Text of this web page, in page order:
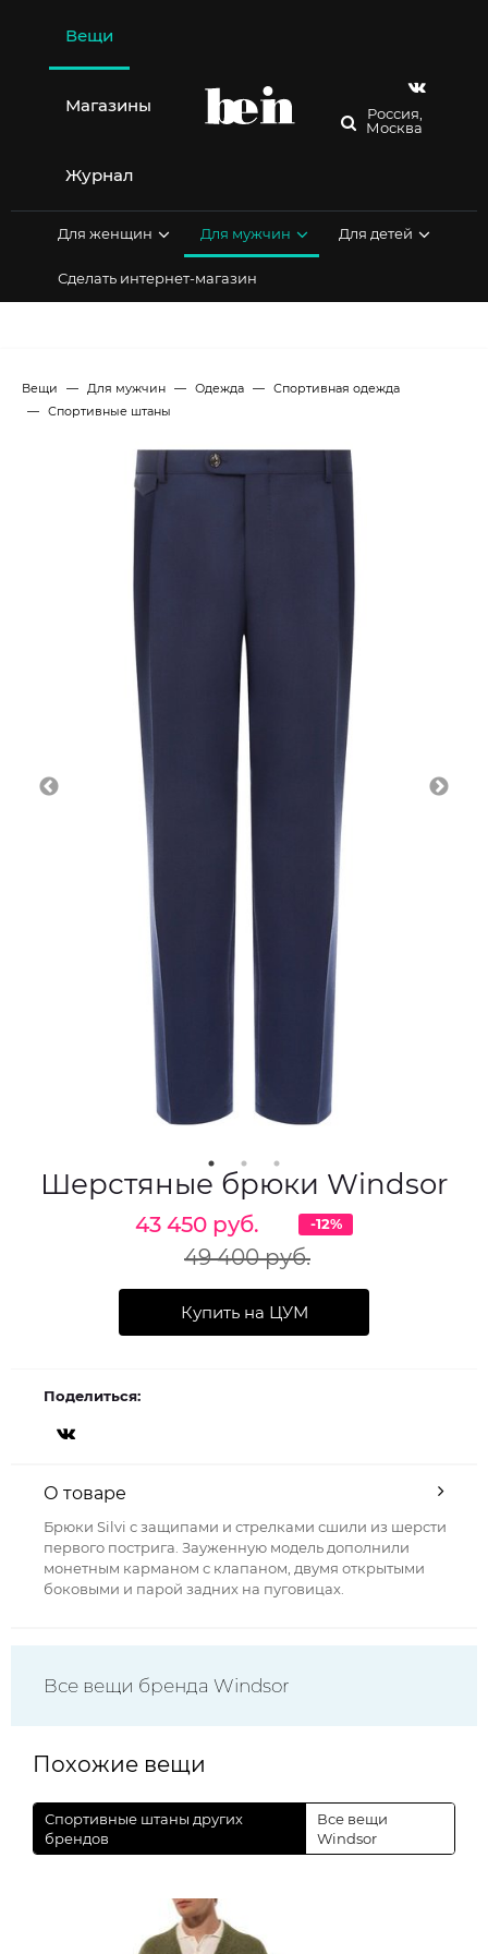
содержимому
Вещи
Магазины
Журнал
Россия,
Москва
Для женщин Для мужчин Для детей
Сделать интернет-магазин
Вещи Для мужчин Одежда
Спортивная одежда
Спортивные штаны
Шерстяные брюки Windsor
43 450 руб.
49 400 руб.
-12%
Купить на ЦУМ
Поделиться:
О товаре
Брюки Silvi с защипами и стрелками сшили из шерсти
первого пострига. Зауженную модель дополнили
монетным карманом с клапаном, двумя открытыми
боковыми и парой задних на пуговицах.
Все вещи бренда Windsor
Похожие вещи
Спортивные штаны других
брендов
Все вещи
Windsor